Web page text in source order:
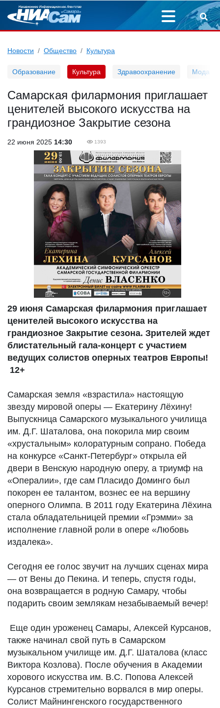
Новости Общество Культура
Образование Культура Здравоохранение Мода
Самарская филармония приглашает
ценителей высокого искусства на
грандиозное Закрытие сезона
22 июня 2025 14:30 1393
29 июня Самарская филармония приглашает
ценителей высокого искусства на
грандиозное Закрытие сезона. Зрителей ждет
блистательный гала-концерт с участием
ведущих солистов оперных театров Европы!
12+
Самарская земля «взрастила» настоящую
звезду мировой оперы — Екатерину Лёхину!
Выпускница Самарского музыкального училища
им. Д.Г. Шаталова, она покорила мир своим
«хрустальным» колоратурным сопрано. Победа
на конкурсе «Санкт-Петербург» открыла ей
двери в Венскую народную оперу, а триумф на
«Опералии», где сам Пласидо Доминго был
покорен ее талантом, вознес ее на вершину
оперного Олимпа. В 2011 году Екатерина Лёхина
стала обладательницей премии «Грэмми» за
исполнение главной роли в опере «Любовь
издалека».
Сегодня ее голос звучит на лучших сценах мира
— от Вены до Пекина. И теперь, спустя годы,
она возвращается в родную Самару, чтобы
подарить своим землякам незабываемый вечер!
Еще один уроженец Самары, Алексей Курсанов,
также начинал свой путь в Самарском
музыкальном училище им. Д.Г. Шаталова (класс
Виктора Козлова). После обучения в Академии
хорового искусства им. В.С. Попова Алексей
Курсанов стремительно ворвался в мир оперы.
Солист Майнингенского государственного